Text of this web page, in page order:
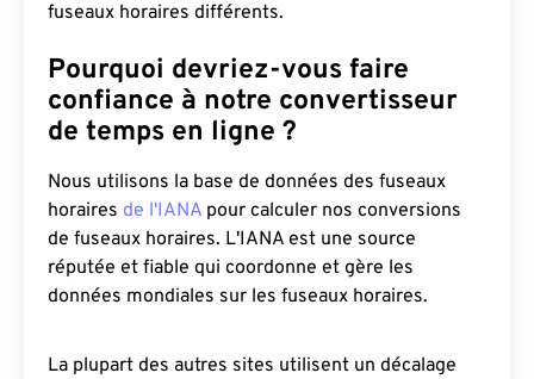
fuseaux horaires différents.
Pourquoi devriez-vous faire
confiance à notre convertisseur
de temps en ligne ?
Nous utilisons la base de données des fuseaux
horaires de l'IANA pour calculer nos conversions
de fuseaux horaires. L'IANA est une source
réputée et fiable qui coordonne et gère les
données mondiales sur les fuseaux horaires.
La plupart des autres sites utilisent un décalage